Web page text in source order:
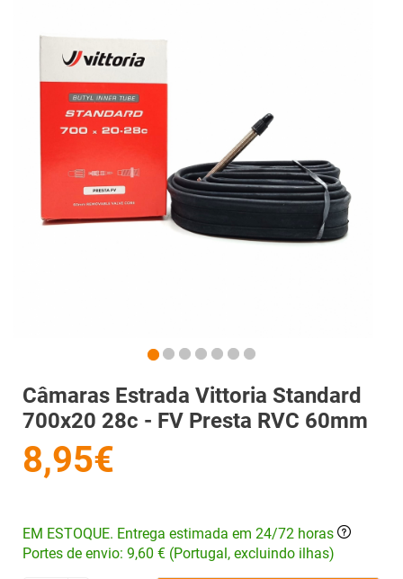
Câmaras Estrada Vittoria Standard
700x20 28c - FV Presta RVC 60mm
8,95€
EM ESTOQUE. Entrega estimada em 24/72 horas
Portes de envio: 9,60 € (Portugal, excluindo ilhas)